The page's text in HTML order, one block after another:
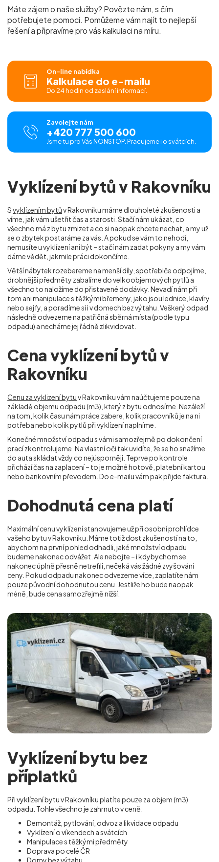
Máte zájem o naše služby? Povězte nám, s čím
potřebujete pomoci. Pomůžeme vám najít to nejlepší
řešení a připravíme pro vás kalkulaci na míru.
On-line nabídka
Kalkulace do e-mailu
Do 24 hodin od zaslání informací.
Zavolejte nám
+420 777 500 600
Jsme tu pro Vás NONSTOP. Pracujeme i o svátcích.
Vyklízení bytů v Rakovníku
Svyklízením bytův Rakovníku máme dlouholeté zkušenosti a
víme, jak vám ušetřit čas a starosti. Stačí nám ukázat, co
všechno má z bytu zmizet a co si naopak chcete nechat, a my už
se o zbytek postaráme za vás. A pokud se vám to nehodí,
nemusíte u vyklízení ani být – stačí nám zadat pokyny a my vám
dáme vědět, jakmile práci dokončíme.
Větší nábytek rozebereme na menší díly, spotřebiče odpojíme,
drobnější předměty zabalíme do velkoobjemových pytlů a
všechno to naložíme do přistavené dodávky. Nevadí nám při
tom ani manipulace s těžkými břemeny, jako jsou lednice, klavíry
nebo sejfy, a poradíme si i v domech bez výtahu. Veškerý odpad
následně odvezeme na patřičná sběrná místa (podle typu
odpadu) a necháme jej řádně zlikvidovat.
Cena vyklízení bytů v
Rakovníku
Cenu za vyklizení bytuv Rakovníku vám naúčtujeme pouze na
základě objemu odpadu (m3), který z bytu odnosíme. Nezáleží
na tom, kolik času nám práce zabere, kolik pracovníků je na ni
potřeba nebo kolik pytlů při vyklízení naplníme.
Konečné množství odpadu s vámi samozřejmě po dokončení
prací zkontrolujeme. Na vlastní oči tak uvidíte, že se ho snažíme
do auta skládat vždy co nejúsporněji. Teprve po kontrole
přichází čas na zaplacení – to je možné hotově, platební kartou
nebo bankovním převodem. Do e-mailu vám pak přijde faktura.
Dohodnutá cena platí
Maximální cenu vyklízení stanovujeme už při osobní prohlídce
vašeho bytu v Rakovníku. Máme totiž dost zkušeností na to,
abychom na první pohled odhadli, jaké množství odpadu
budeme nakonec odvážet. Ale nebojte – i kdybychom se
nakonec úplně přesně netrefili, nečeká vás žádné zvyšování
ceny. Pokud odpadu nakonec odvezeme více, zaplatíte nám
pouze původní dohodnutou cenu. Jestliže ho bude naopak
méně, bude cena samozřejmě nižší.
Vyklízení bytu bez
příplatků
Při vyklízení bytu v Rakovníku platíte pouze za objem (m3)
odpadu. Tohle všechno je zahrnuto v ceně:
Demontáž, pytlování, odvoz a likvidace odpadu
Vyklízení o víkendech a svátcích
Manipulace s těžkými předměty
Doprava po celé ČR
Domy bez výtahu